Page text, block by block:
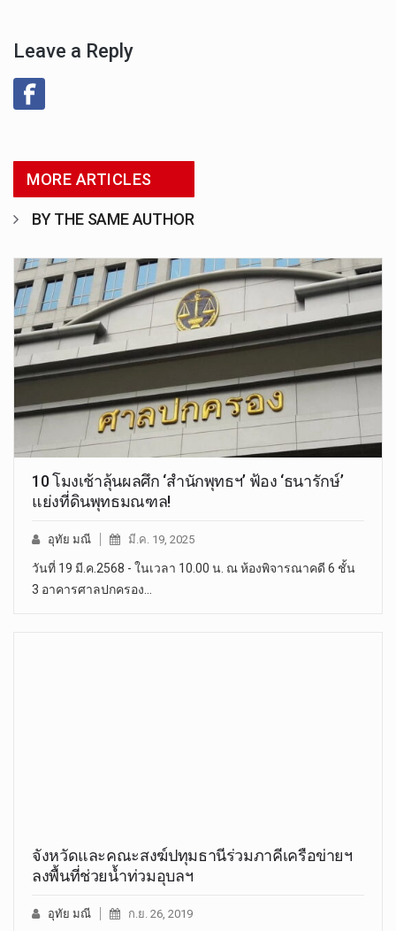
Leave a Reply
MORE ARTICLES
BY THE SAME AUTHOR
10 โมงเช้าลุ้นผลศึก ‘สำนักพุทธฯ’ ฟ้อง ‘ธนารักษ์’
แย่งที่ดินพุทธมณฑล!
อุทัย มณี มี.ค. 19, 2025
วันที่ 19 มี.ค.2568 - ในเวลา 10.00 น. ณ ห้องพิจารณาคดี 6 ชั้น
3 อาคารศาลปกครอง…
จังหวัดและคณะสงฆ์ปทุมธานีร่วมภาคีเครือข่ายฯ
ลงพื้นที่ช่วยน้ำท่วมอุบลฯ
อุทัย มณี ก.ย. 26, 2019